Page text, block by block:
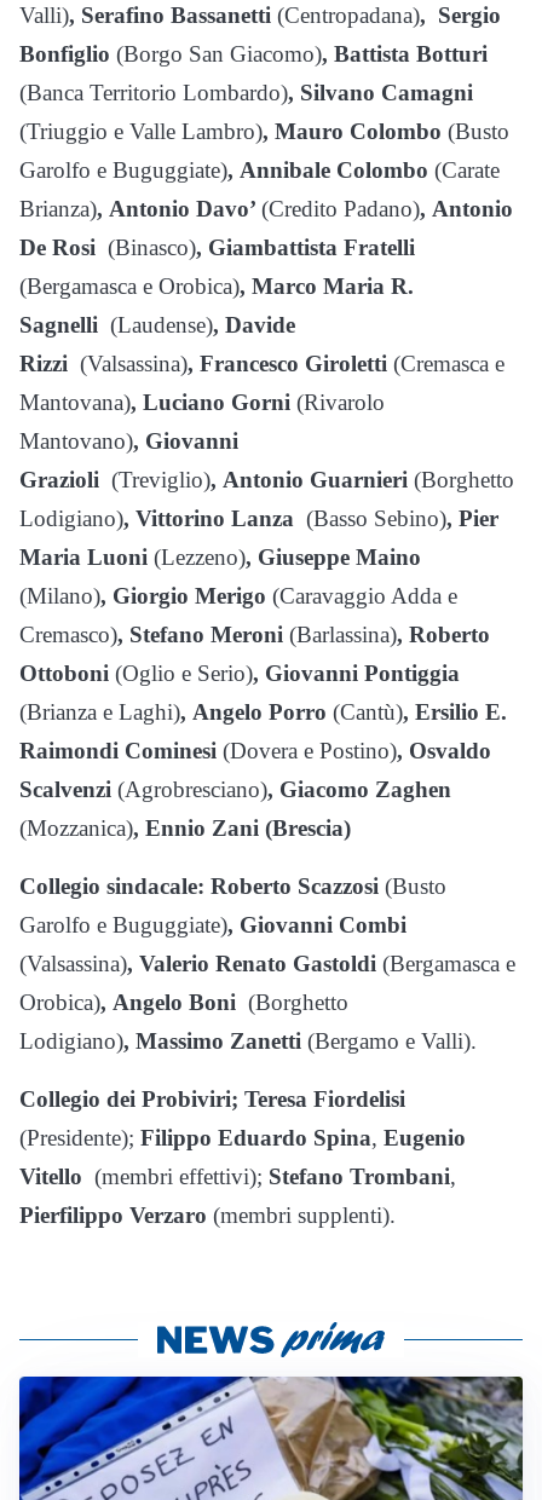
Valli), Serafino Bassanetti (Centropadana), Sergio
Bonfiglio (Borgo San Giacomo), Battista Botturi
(Banca Territorio Lombardo), Silvano Camagni
(Triuggio e Valle Lambro), Mauro Colombo (Busto
Garolfo e Buguggiate), Annibale Colombo (Carate
Brianza), Antonio Davo’ (Credito Padano), Antonio
De Rosi (Binasco), Giambattista Fratelli
(Bergamasca e Orobica), Marco Maria R.
Sagnelli (Laudense), Davide
Rizzi (Valsassina), Francesco Giroletti (Cremasca e
Mantovana), Luciano Gorni (Rivarolo
Mantovano), Giovanni
Grazioli (Treviglio), Antonio Guarnieri (Borghetto
Lodigiano), Vittorino Lanza (Basso Sebino), Pier
Maria Luoni (Lezzeno), Giuseppe Maino
(Milano), Giorgio Merigo (Caravaggio Adda e
Cremasco), Stefano Meroni (Barlassina), Roberto
Ottoboni (Oglio e Serio), Giovanni Pontiggia
(Brianza e Laghi), Angelo Porro (Cantù), Ersilio E.
Raimondi Cominesi (Dovera e Postino), Osvaldo
Scalvenzi (Agrobresciano), Giacomo Zaghen
(Mozzanica), Ennio Zani (Brescia)
Collegio sindacale: Roberto Scazzosi (Busto
Garolfo e Buguggiate), Giovanni Combi
(Valsassina), Valerio Renato Gastoldi (Bergamasca e
Orobica), Angelo Boni (Borghetto
Lodigiano), Massimo Zanetti (Bergamo e Valli).
Collegio dei Probiviri; Teresa Fiordelisi
(Presidente); Filippo Eduardo Spina, Eugenio
Vitello (membri effettivi); Stefano Trombani,
Pierfilippo Verzaro (membri supplenti).